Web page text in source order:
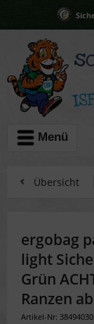
Menü
Übersicht
ergobag
light
Grün
Ranzen
Artikel-Nr: